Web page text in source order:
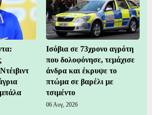
Ισόβια σε 73χρονο αγρότη
που δολοφόνησε, τεμάχισε
άνδρα και έκρυψε το
πτώμα σε βαρέλι με
τσιμέντο
06 Αυγ, 2026